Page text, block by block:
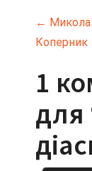
Н
в
и
г
← Микола
Коперник
1
для